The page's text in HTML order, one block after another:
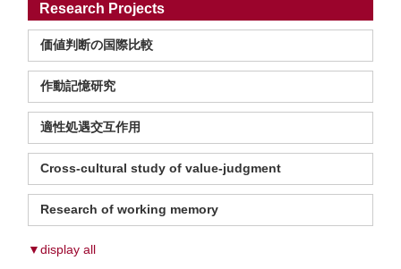
Research Projects
価値判断の国際比較
作動記憶研究
適性処遇交互作用
Cross-cultural study of value-judgment
Research of working memory
▼display all